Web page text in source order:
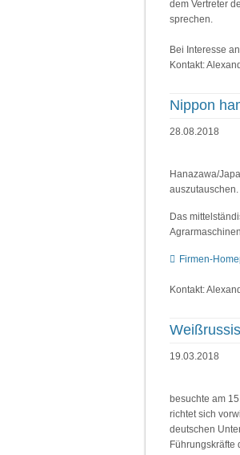
dem Vertreter
sprechen.
Bei Interesse
Kontakt:
Nippon
28.08.2018
Hanazawa/
auszutauschen.
Das
Firmen-
Kontakt:
19.03.2018
besuchte am
richtet sich
deutschen
Führungskräfte